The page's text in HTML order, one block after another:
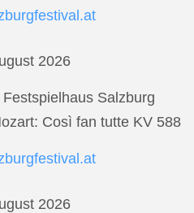
2026
Salzburg
Così fan tutte KV 588
2026